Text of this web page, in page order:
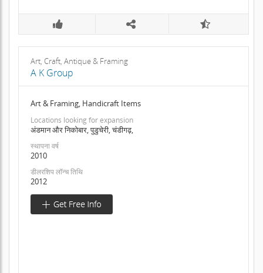
Art, Craft, Antique & Framing
A K Group
Art & Framing, Handicraft Items
Locations looking for expansion
अंडमान और निकोबार, पुडुचेरी, चंडीगढ़,
स्थापना वर्ष
2010
डीलरशिप लॉन्च तिथि
2012